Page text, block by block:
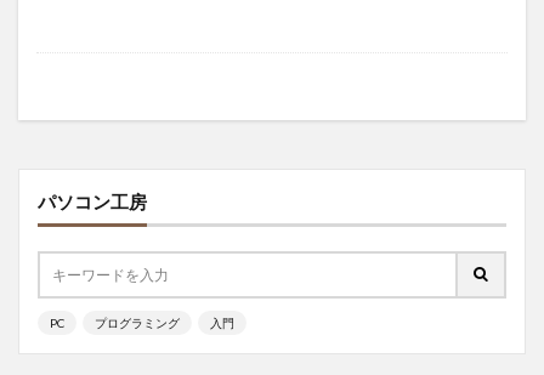
パソコン工房
PC プログラミング 入門